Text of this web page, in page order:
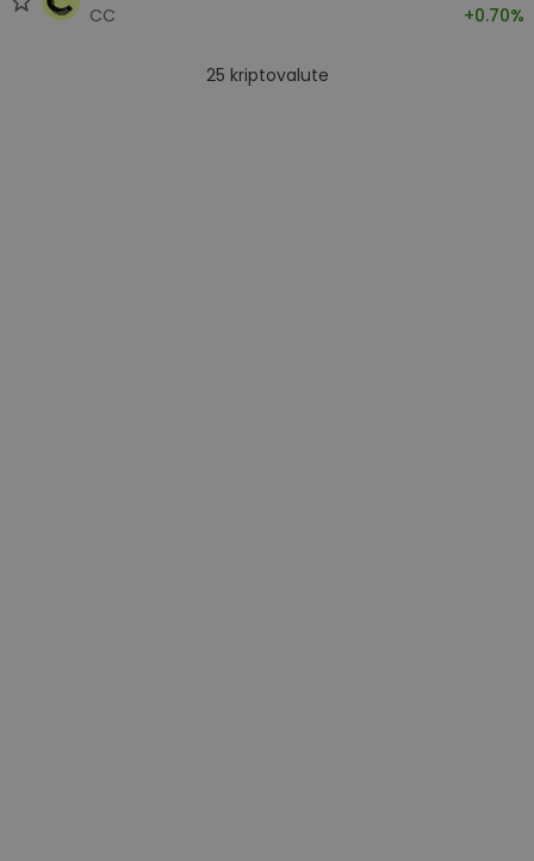
CC
+0.70%
25 kriptovalute